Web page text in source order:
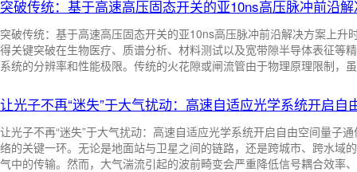
中文：光整流太赫兹源；英文：optical rectification terahertz source 中
中文：光学陀螺；英文：optical gyroscope 中文：光学惯性技术；英
中文：光盘存储材料；英文：material of optical disc memory
突破传统：基于高速高压固态开关的亚10ns高压脉冲前沿
突破传统：基于高速高压固态开关的亚10ns高压脉冲前沿解决方案上升
得关键突破在生物医疗、质谱分析、材料测试以及宽带隙半导体表征等
系统的分辨率和性能极限。传统的火花隙或闸流管由于物理原理限制，
沿解决方案，在实际电路中可以稳定获得低于10ns的上升沿高压输出，
频的定制化方案。一. 为什么上升沿的陡峭度至关重要？在高压脉冲应 ...
让光子不再“迷失”于大气扰动：高速自适应光学系统开启自
让光子不再“迷失”于大气扰动：高速自适应光学系统开启自由空间量子
络的关键一环。无论是地面站与卫星之间的链路，还是跨城市、跨水域
气中的传输。然而，大气湍流引起的波前畸变会严重降低信号耦合效率